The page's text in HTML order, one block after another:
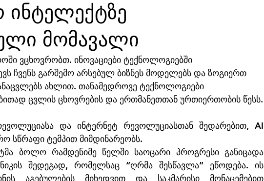
მომავალი
ვცხოვრობთ. ინოვაციები ტექნოლოგიებში
ჩვენს გარშემო არსებულ ბიზნეს მოდელებს და ზოგიერთ
ახლით. თანამედროვე ტექნოლოგიები
ცვლის ცხოვრების და ერთმანეთთან ურთიერთობის წესს.
და ინტერნეტ რევოლუციასთან შედარებით, AI
სწრაფი ტემპით მიმდინარეობს.
ბოლო რამდენიმე წელში საოცარი პროგრესი განიცადა
შედეგად, რომელსაც “ღრმა შესწავლა” ეწოდება. ის
აგებულების მიხედვით და საკმარისი მონაცემებით